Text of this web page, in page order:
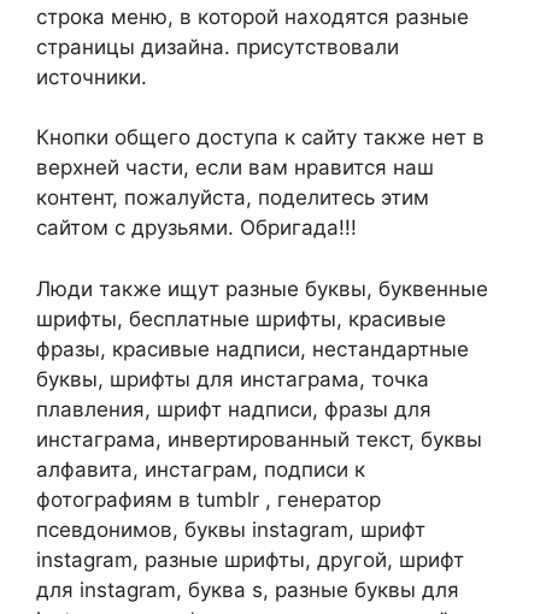
строка меню, в которой находятся разные
страницы дизайна. присутствовали
источники.
Кнопки общего доступа к сайту также нет в
верхней части, если вам нравится наш
контент, пожалуйста, поделитесь этим
сайтом с друзьями. Обригада!!!
Люди также ищут разные буквы, буквенные
шрифты, бесплатные шрифты, красивые
фразы, красивые надписи, нестандартные
буквы, шрифты для инстаграма, точка
плавления, шрифт надписи, фразы для
инстаграма, инвертированный текст, буквы
алфавита, инстаграм, подписи к
фотографиям в tumblr , генератор
псевдонимов, буквы instagram, шрифт
instagram, разные шрифты, другой, шрифт
для instagram, буква s, разные буквы для